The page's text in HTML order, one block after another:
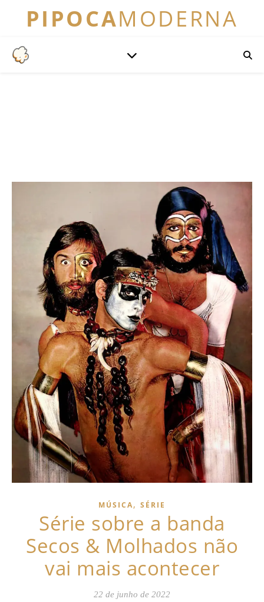
PIPOCAMODERNA
MÚSICA, SÉRIE
Série sobre a banda
Secos & Molhados não
vai mais acontecer
22 de junho de 2022